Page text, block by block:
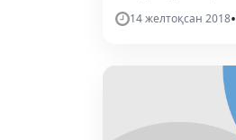
14 желтоқсан 2018•